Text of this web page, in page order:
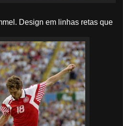
Design em linhas retas que